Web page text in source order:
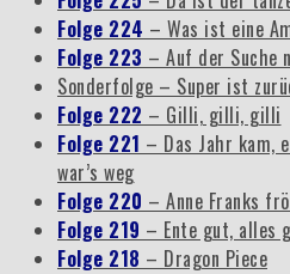
Folge 224 – Was ist eine
Folge 223 – Auf der Suche
Sonderfolge – Super ist
Folge 222 – Gilli, gilli, gilli
Folge 221 – Das Jahr kam,
war’s weg
Folge 220 – Anne Franks
Folge 219 – Ente gut, alles
Folge 218 – Dragon Piece